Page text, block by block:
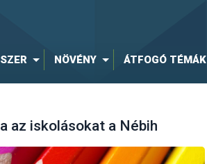
NÖVÉNY ÁTFOGÓ TÉMÁK
az iskolásokat a Nébih